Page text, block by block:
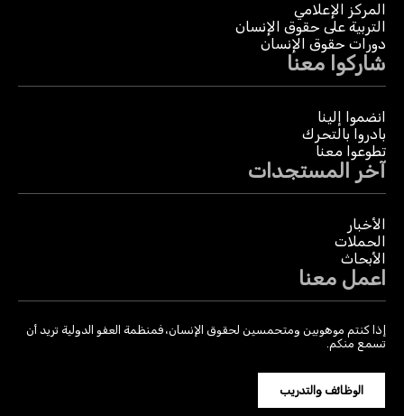
المركز الإعلامي
التربية على حقوق الإنسان
دورات حقوق الإنسان
شاركوا معنا
انضموا إلينا
بادروا بالتحرك
تطوعوا معنا
آخر المستجدات
الأخبار
الحملات
الأبحاث
اعمل معنا
إذا كنتم موهوبين ومتحمسين لحقوق الإنسان، فمنظمة العفو الدولية تريد أن
تسمع منكم.
الوظائف والتدريب